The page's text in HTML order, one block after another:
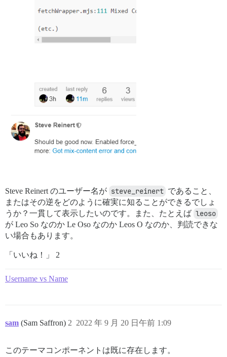
Steve Reinert のユーザー名が steve_reinert であること、
またはその逆をどのように確実に知ることができるでしょ
うか？一貫して表示したいのです。また、たとえば leoso
が Leo So なのか Le Oso なのか Leos O なのか、判読できな
い場合もあります。
「いいね！」 2
Username vs Name
sam (Sam Saffron) 2022 年 9 月 20 日午前 1:09
2
このテーマコンポーネントは既に存在します。